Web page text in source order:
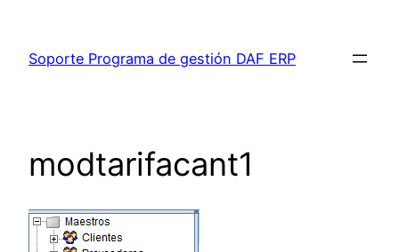
contenido
Soporte Programa de gestión DAF ERP
modtarifacant1